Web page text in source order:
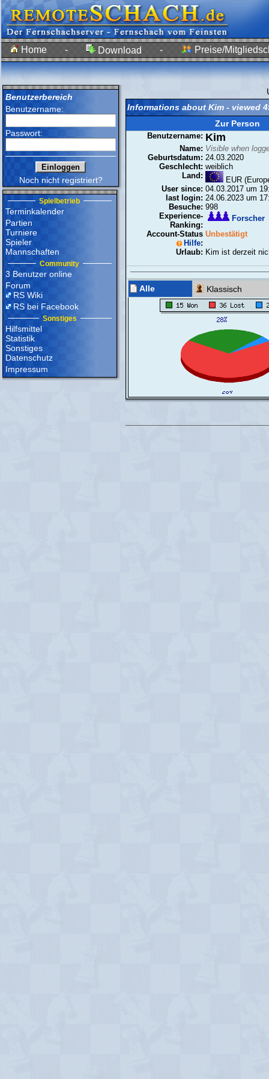
Home - Download - Preise/
Benutzerbereich
Benutzername:
Passwort:
Noch nicht registriert?
Spielbetrieb
Terminkalender
Partien
Turniere
Spieler
Mannschaften
Community
3 Benutzer online
Forum
RS Wiki
RS bei Facebook
Sonstiges
Hilfsmittel
Statistik
Sonstiges
Datenschutz
Impressum
Informations about Kim - viewed
Zur Person
Benutzername: Kim
Name: Visible when
Geburtsdatum: 24.03.2020
Geschlecht: weiblich
Land:
EUR
User since: 04.03.2017 um
last login: 24.06.2023 um
Besuche: 998
Experience-
Ranking:
Forscher
Account-Status
Hilfe:
Unbestätigt
Urlaub: Kim ist derzeit
Alle Klassisch